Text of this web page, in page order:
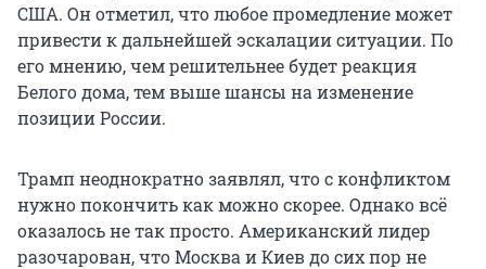
США. Он отметил, что любое промедление может
привести к дальнейшей эскалации ситуации. По
его мнению, чем решительнее будет реакция
Белого дома, тем выше шансы на изменение
позиции России.
Трамп неоднократно заявлял, что с конфликтом
нужно покончить как можно скорее. Однако всё
оказалось не так просто. Американский лидер
разочарован, что Москва и Киев до сих пор не